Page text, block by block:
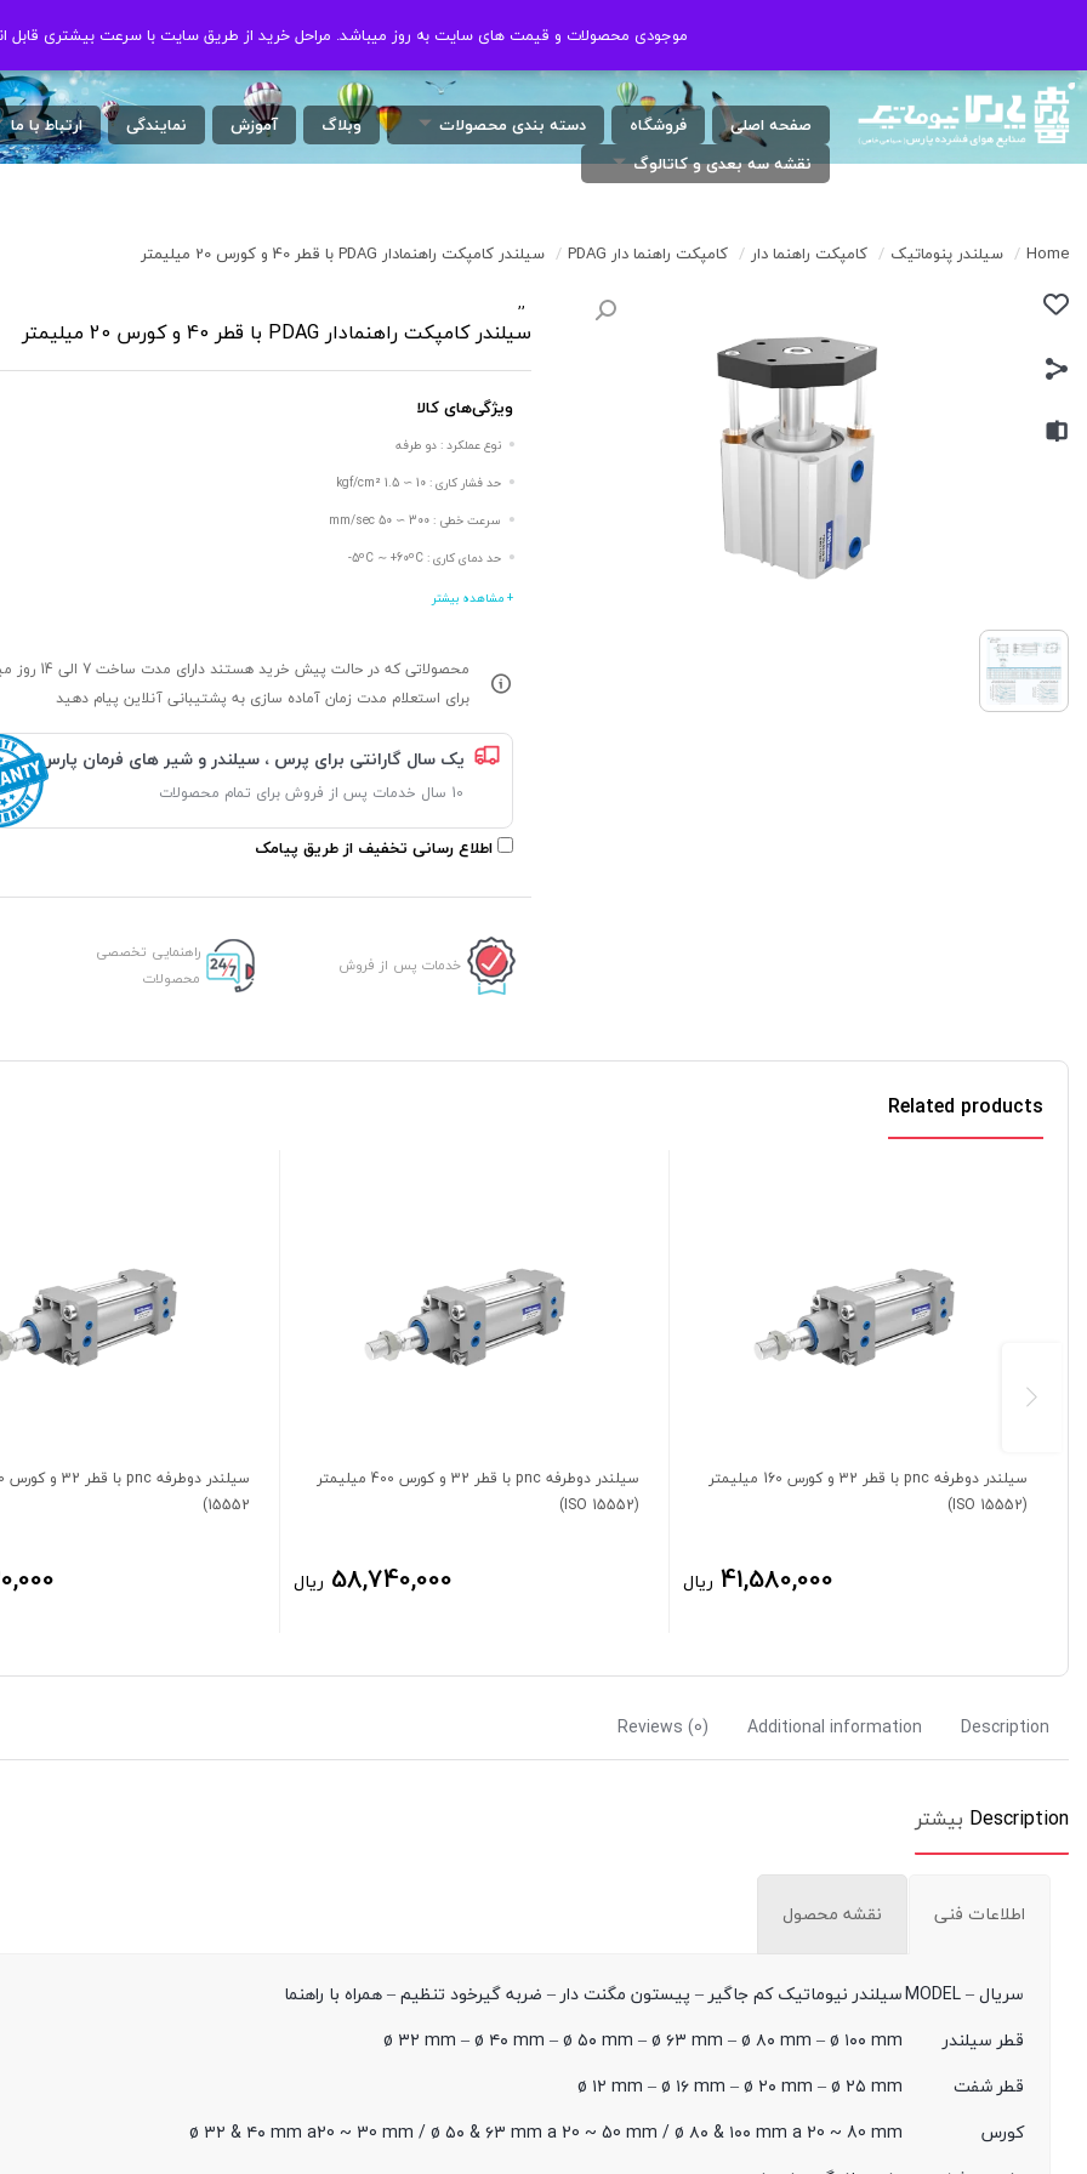
موجودی محصولات و قیمت های سایت به روز میباشد. مراحل خرید از طریق سایت با سرعت بیشتری قابل
شنبه الی چهارشنبه ( 17:30 / 8 ) پنجشنبه
صفحه اصلی فروشگاه دسته بندی محصولات وبلاگ آموزش نمایندگی
ارتباط با ما
نقشه سه بعدی و کاتالوگ
موجودی محصولات و قیمت های سایت به روز میباشد. مراحل خرید از طریق سایت با سرعت بیشتری قابل
Home
/ سیلندر پنوماتیک / کامپکت راهنما دار / کامپکت راهنما دار PDAG / سیلندر کامپکت راهنمادار PDAG با قطر 40 و کورس 20 میلیمتر
,
,
سیلندر کامپکت راهنمادار PDAG با قطر 40 و کورس 20 میلیمتر
ویژگی‌های کالا
نوع عملکرد : دو طرفه
حد فشار کاری : 10 ∼ 1.5 kgf/cm²
سرعت خطی : 300 ∼ 50 mm/sec
حد دمای کاری : 5ºC ∼ +60ºC-
+ مشاهده بیشتر
محصولاتی که در حالت پیش خرید
برای استعلام مدت زمان آماده سازی به پشتیبانی آنلاین پیام دهید
یک سال گارانتی برای پرس ، سیلندر و شیر های فرمان پارس
10 سال خدمات پس از فروش برای تمام محصولات
اطلاع رسانی تخفیف از طریق پیامک
خدمات پس از فروش
راهنمایی تخصصی
محصولات
Related products
سیلندر دوطرفه pnc با قطر 32 و کورس 160 میلیمتر
(ISO 15552)
41,580,000 ریال
سیلندر دوطرفه pnc با قطر 32 و کورس 400 میلیمتر
(ISO 15552)
58,740,000 ریال
15552)
Description
Additional information
Reviews (0)
Description بیشتر
اطلاعات فنی نقشه محصول
سریال – MODEL
سیلندر نیوماتیک کم جاگیر – پیستون مگنت دار – ضربه گیرخود تنظیم – همراه با راهنما
قطر سیلندر
ø ۳۲ mm – ø ۴۰ mm – ø ۵۰ mm – ø ۶۳ mm – ø ۸۰ mm – ø ۱۰۰ mm
قطر شفت
ø ۱۲ mm – ø ۱۶ mm – ø ۲۰ mm – ø ۲۵ mm
کورس
ø ۳۲ & ۴۰ mm a20 ~ 30 mm / ø ۵۰ & ۶۳ mm a 20 ~ 50 mm / ø ۸۰ & ۱۰۰ mm a 20 ~ 80 mm